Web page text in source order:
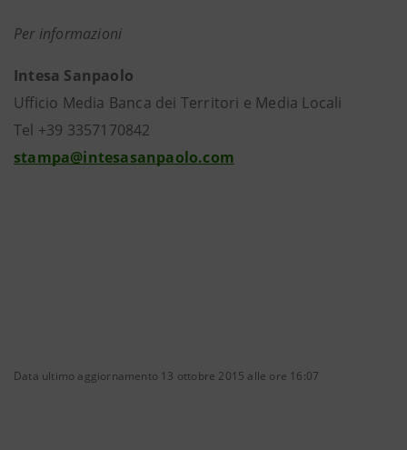
Per informazioni
Intesa Sanpaolo
Ufficio Media Banca dei Territori e Media Locali
Tel +39 3357170842
stampa@intesasanpaolo.com
Data ultimo aggiornamento 13 ottobre 2015 alle ore 16:07